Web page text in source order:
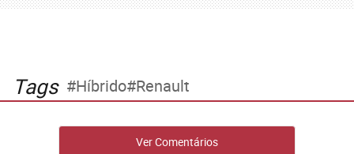
Tags Híbrido Renault
Ver Comentários